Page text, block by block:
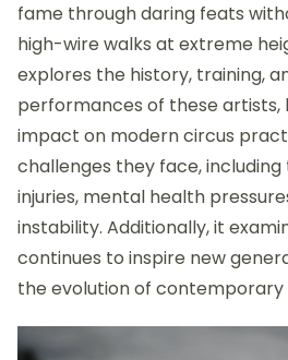
fame through daring feats
high-wire walks at extreme
explores the history, training,
performances of these artists,
impact on modern circus
challenges they face, including
injuries, mental health
instability. Additionally, it
continues to inspire new
the evolution of contemporary